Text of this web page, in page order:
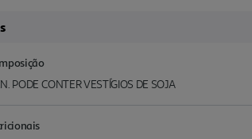
PODE CONTER VESTÍGIOS DE SOJA